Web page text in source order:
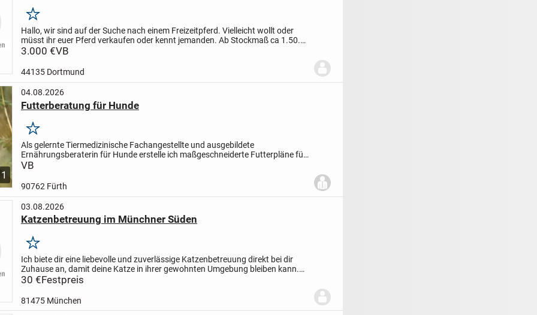
Merken
Hallo, wir sind auf der Suche nach einem Freizeitpferd. Vielleicht wollt oder
müsst ihr euer Pferd verkaufen oder kennt jemanden. Ab Stockmaß ca 1.50.
Es sollte um die 9/ 10 jahre sein, + - .
3.000 €VB
44135 Dortmund
1
04.08.2026
Futterberatung für Hunde
Merken
Als gelernte Tiermedizinische Fachangestellte und ausgebildete
Ernährungsberaterin für Hunde erstelle ich maßgeschneiderte Futterpläne für
deinen Hund. Ohne Futter-Dogmen oder Vorurteile, fundiert...
VB
90762 Fürth
03.08.2026
Katzenbetreuung im Münchner Süden
Merken
Ich biete dir eine liebevolle und zuverlässige Katzenbetreuung direkt bei dir
Zuhause an, damit deine Katze in ihrer gewohnten Umgebung bleiben kann.
Ich habe über 15 Jahre Erfahrung als Katzenbesitze...
30 €Festpreis
81475 München